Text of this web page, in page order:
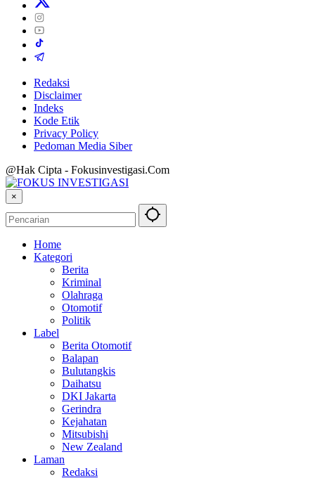
Redaksi
Disclaimer
Indeks
Kode Etik
Privacy Policy
Pedoman Media Siber
@Hak Cipta - Fokusinvestigasi.Com
×
Home
Kategori
Berita
Kriminal
Olahraga
Otomotif
Politik
Label
Berita Otomotif
Balapan
Bulutangkis
Daihatsu
DKI Jakarta
Gerindra
Kejahatan
Mitsubishi
New Zealand
Laman
Redaksi